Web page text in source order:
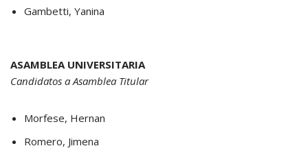
Gambetti, Yanina
ASAMBLEA UNIVERSITARIA
Candidatos a Asamblea Titular
Morfese, Hernan
Romero, Jimena